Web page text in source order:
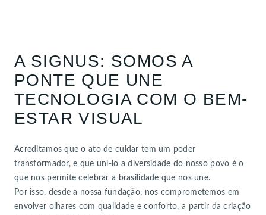
A SIGNUS: SOMOS A
PONTE QUE UNE
TECNOLOGIA COM O BEM-
ESTAR VISUAL
Acreditamos que o ato de cuidar tem um poder
transformador, e que uni-lo a diversidade do nosso povo é o
que nos permite celebrar a brasilidade que nos une.
Por isso, desde a nossa fundação, nos comprometemos em
envolver olhares com qualidade e conforto, a partir da criação